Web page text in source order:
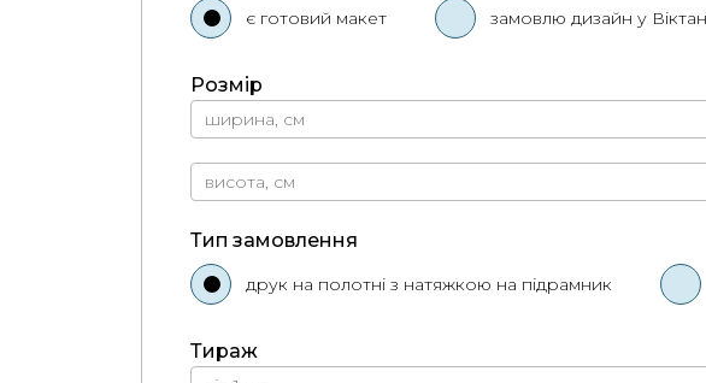
є готовий макет замовлю дизайн у
Розмір
Тип замовлення
друк на полотні з натяжкою на підрамник
Тираж